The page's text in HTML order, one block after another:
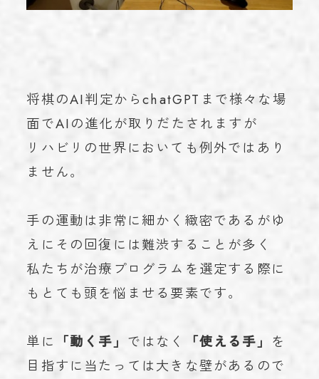
将棋のAI判定からchatGPTまで様々な場
面でAIの進化が取りだたされますが
リハビリの世界においても例外ではあり
ません。
手の運動は非常に細かく緻密であるがゆ
えにその回復には難渋することが多く
私たちが治療プログラムを選定する際に
もとても頭を悩ませる要素です。
単に 「動く手」 ではなく 「使える手」 を
目指すに当たっては大きな壁があるので